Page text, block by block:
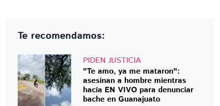
Te recomendamos:
PIDEN JUSTICIA
"Te amo, ya me mataron":
asesinan a hombre mientras
hacía EN VIVO para denunciar
bache en Guanajuato